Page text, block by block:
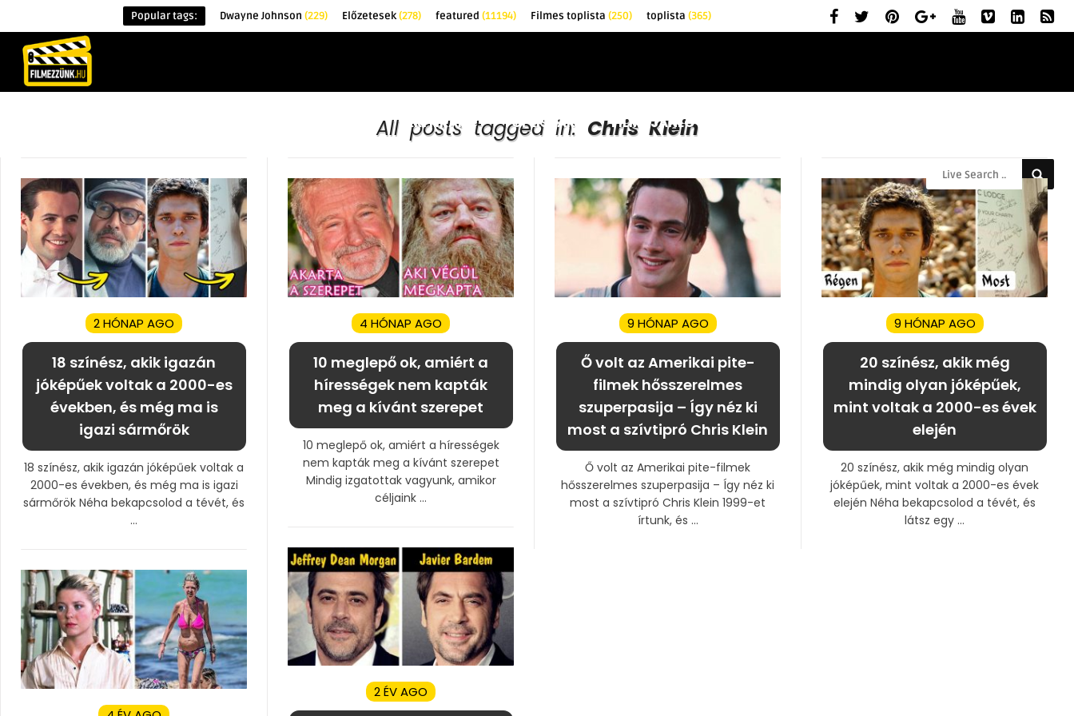
Popular tags: Dwayne Johnson (229) Előzetesek(278) featured (11194) Filmes toplista (250) toplista (365)
KRITIKÁK TOPLISTÁK FILMAJÁNLÓ
All posts tagged in: Chris Klein
2 HÓNAP AGO
18 színész, akik igazán
jóképűek voltak a 2000-es
években, és még ma is
igazi sármőrök
18 színész, akik igazán jóképűek voltak a
2000-es években, és még ma is igazi
sármőrök Néha bekapcsolod a tévét, és
...
4 HÓNAP AGO
10 meglepő ok, amiért a
hírességek nem kapták
meg a kívánt szerepet
10 meglepő ok, amiért a hírességek
nem kapták meg a kívánt szerepet
Mindig izgatottak vagyunk, amikor
céljaink ...
9 HÓNAP AGO
Ő volt az Amerikai pite-
filmek hősszerelmes
szuperpasija – Így néz ki
most a szívtipró Chris Klein
Ő volt az Amerikai pite-filmek
hősszerelmes szuperpasija – Így néz ki
most a szívtipró Chris Klein 1999-et
írtunk, és ...
9 HÓNAP AGO
20 színész, akik még
mindig olyan jóképűek,
mint voltak a 2000-es évek
elején
20 színész, akik még mindig olyan
jóképűek, mint voltak a 2000-es évek
elején Néha bekapcsolod a tévét, és
látsz egy ...
2 ÉV AGO